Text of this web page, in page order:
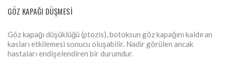
GÖZ KAPAĞI DÜŞMESI
Göz kapağı düşüklüğü (ptozis), botoksun göz kapağını kaldıran
kasları etkilemesi sonucu oluşabilir. Nadir görülen ancak
hastaları endişelendiren bir durumdur.